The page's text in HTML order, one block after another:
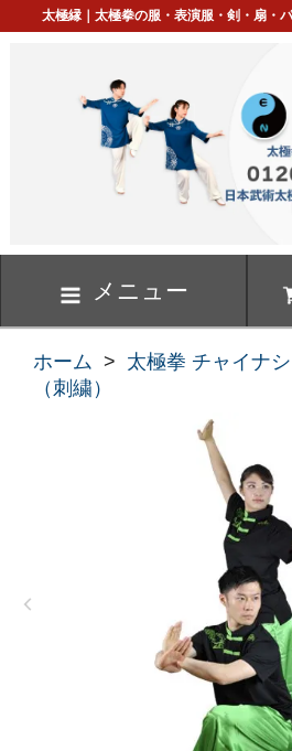
太極縁｜太極拳の服・表演服・剣・扇・
メニュー
ホーム > 太極拳 チャイナ
（刺繍）